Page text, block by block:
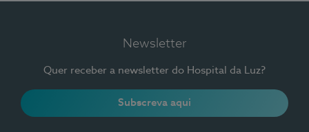
Newsletter
Quer receber a newsletter do Hospital da Luz?
Subscreva aqui